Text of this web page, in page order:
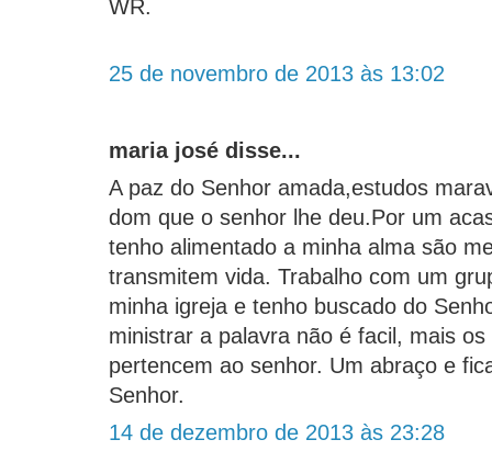
WR.
25 de novembro de 2013 às 13:02
maria josé disse...
A paz do Senhor amada,estudos
dom que o senhor lhe deu.Por um
tenho alimentado a minha alma são
transmitem vida. Trabalho com um
minha igreja e tenho buscado do
ministrar a palavra não é facil, mais
pertencem ao senhor. Um abraço e
Senhor.
14 de dezembro de 2013 às 23:28